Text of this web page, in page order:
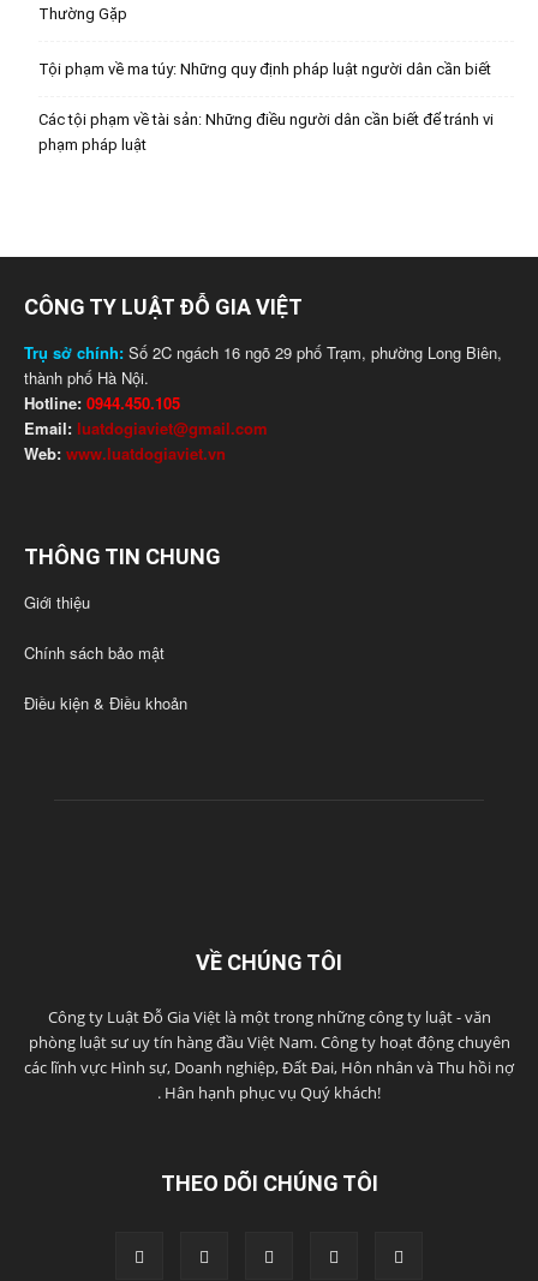
Thường Gặp
Tội phạm về ma túy: Những quy định pháp luật người dân cần biết
Các tội phạm về tài sản: Những điều người dân cần biết để tránh vi
phạm pháp luật
CÔNG TY LUẬT ĐỖ GIA VIỆT
Trụ sở chính: Số 2C ngách 16 ngõ 29 phố Trạm, phường Long Biên,
thành phố Hà Nội.
Hotline: 0944.450.105
Email: luatdogiaviet@gmail.com
Web: www.luatdogiaviet.vn
THÔNG TIN CHUNG
Giới thiệu
Chính sách bảo mật
Điều kiện & Điều khoản
VỀ CHÚNG TÔI
Công ty Luật Đỗ Gia Việt là một trong những công ty luật - văn
phòng luật sư uy tín hàng đầu Việt Nam. Công ty hoạt động chuyên
các lĩnh vực Hình sự, Doanh nghiệp, Đất Đai, Hôn nhân và Thu hồi nợ
. Hân hạnh phục vụ Quý khách!
THEO DÕI CHÚNG TÔI